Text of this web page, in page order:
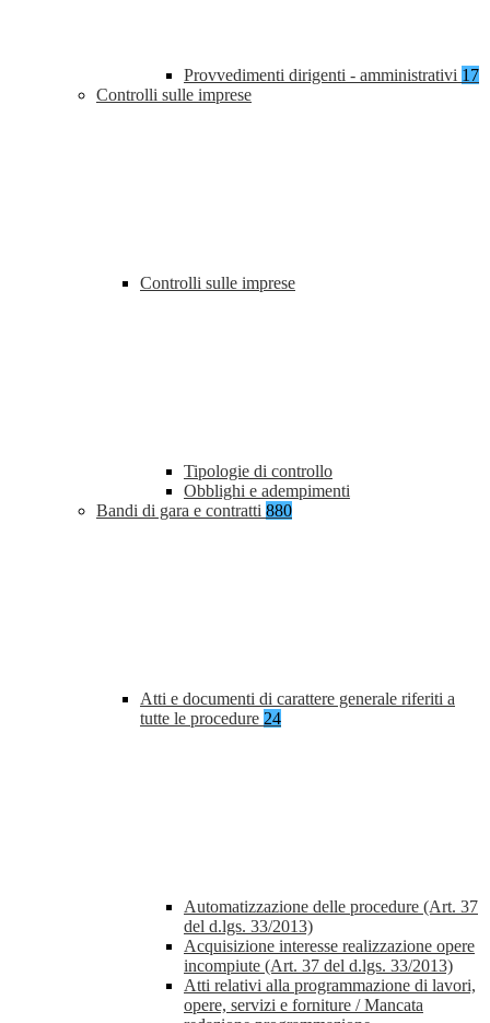
Provvedimenti dirigenti - amministrativi 17
Controlli sulle imprese
Controlli sulle imprese
Tipologie di controllo
Obblighi e adempimenti
Bandi di gara e contratti 880
Atti e documenti di carattere generale riferiti a
tutte le procedure 24
Automatizzazione delle procedure (Art. 37
del d.lgs. 33/2013)
Acquisizione interesse realizzazione opere
incompiute (Art. 37 del d.lgs. 33/2013)
Atti relativi alla programmazione di lavori,
opere, servizi e forniture / Mancata